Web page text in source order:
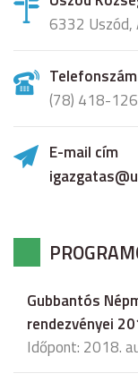
6332 Uszód,
Telefonszám
(78) 418-126
E-mail cím
Gubbantós
rendezvényei
Időpont: 2018.